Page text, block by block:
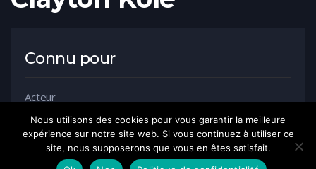
Connu pour
Acteur
Nous utilisons des cookies pour vous garantir la meilleure
expérience sur notre site web. Si vous continuez à utiliser ce
site, nous supposerons que vous en êtes satisfait.